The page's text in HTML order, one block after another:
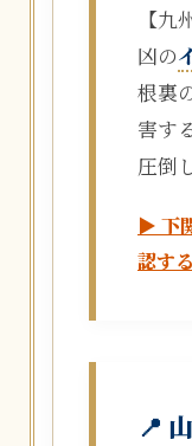
【
凶の
根裏
害す
圧倒
▶ 下
認す
📍